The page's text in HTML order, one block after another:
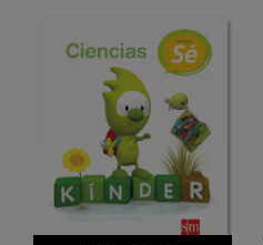
VER DETALLES